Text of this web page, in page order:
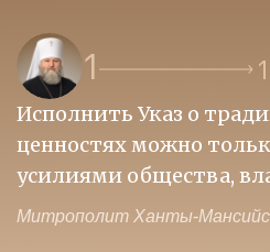
1 1
Исполнить Указ о
ценностях можно
усилиями общества,
Митрополит Ханты-